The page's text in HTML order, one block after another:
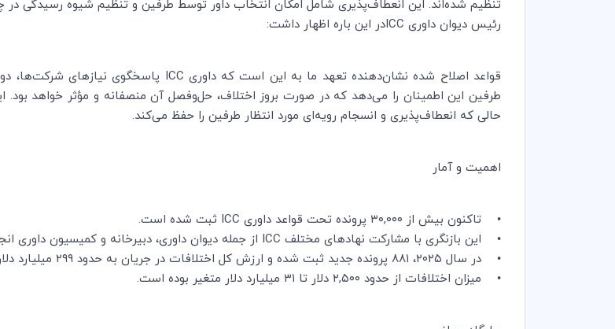
تنظیم شده‌اند. این انعطاف‌پذیری شامل امکان انتخاب داور توسط طرفین و تنظیم شیوه رسیدگی
رئیس دیوان داوری ICCدر این باره اظهار داشت:
طرفین این اطمینان را می‌دهد که در صورت بروز اختلاف، حل‌وفصل آن منصفانه و مؤثر خواهد بود.
حالی که انعطاف‌پذیری و انسجام رویه‌ای مورد انتظار طرفین را حفظ می‌کند.
اهمیت و آمار
• تاکنون بیش از ۳۰,۰۰۰ پرونده تحت قواعد داوری ICC ثبت شده است.
• این بازنگری با مشارکت نهادهای مختلف ICC از جمله دیوان داوری، دبیرخانه و کمیسیون داوری انجام شده است.
• در سال ۲۰۲۵، ۸۸۱ پرونده جدید ثبت شده و ارزش کل اختلافات در جریان به حدود ۲۹۹ میلیارد دلار آمریکا رسیده است.
• میزان اختلافات از حدود ۲,۵۰۰ دلار تا ۳۱ میلیارد دلار متغیر بوده است.